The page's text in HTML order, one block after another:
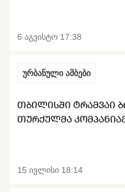
6 აგვისტო 17:38
ურბანული ამბები
ᲗᲑᲘᲚᲘᲡᲨᲘ ᲢᲠᲐᲛᲕᲐᲘ
ᲗᲣᲠᲥᲣᲚᲛᲐ
15 ივლისი 18:14